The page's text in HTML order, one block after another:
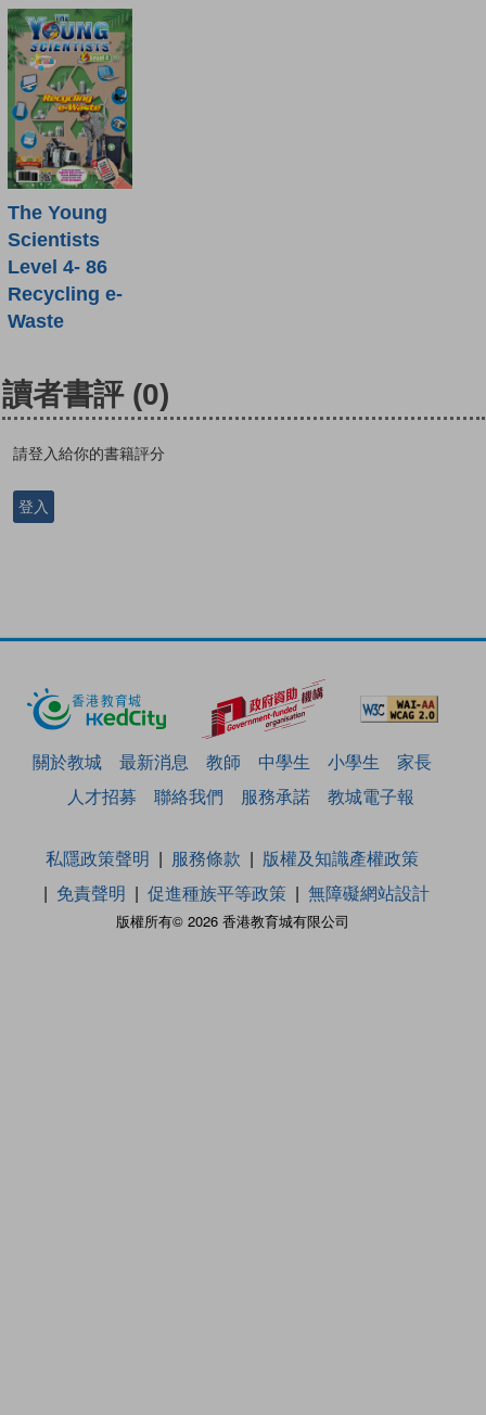
The Young
Scientists
Level 4- 86
Recycling e-
Waste
讀者書評 (0)
請登入給你的書籍評分
登入
關於教城 最新消息 教師 中學生 小學生
家長
人才招募
聯絡我們 服務承諾 教城電子報
版權所有© 2026 香港教育城有限公司
私隱政策聲明 服務條款
版權及知識產權政策
免責聲明
促進種族平等政策 無障礙網站設計